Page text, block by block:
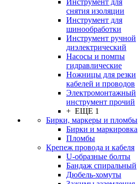
Инструмент для
снятия изоляции
Инструмент для
шинообработки
Инструмент ручной
диэлектрический
Насосы и помпы
гидравлические
Ножницы для резки
кабелей и проводов
Электромонтажный
инструмент прочий
+ ЕЩЕ 1
Бирки, маркеры и пломбы
Бирки и маркировка
Пломбы
Крепеж провода и кабеля
U-образные болты
Бандаж спиральный
Дюбель-хомуты